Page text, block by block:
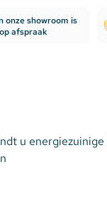
neon sign
onze showroom is
afspraak
u energiezuinige